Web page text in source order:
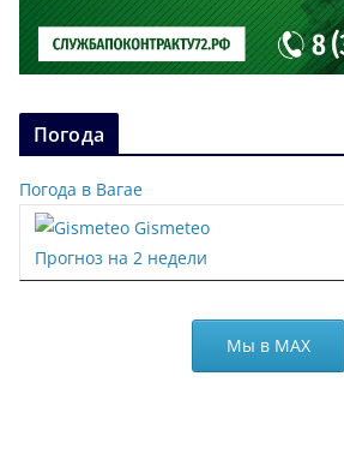
Погода
Погода в Вагае
Gismeteo
Прогноз на 2 недели
Мы в МАХ